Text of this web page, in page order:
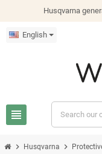
Husqvarna
English
view_headline
chevron_right Husqvarna chevron_right